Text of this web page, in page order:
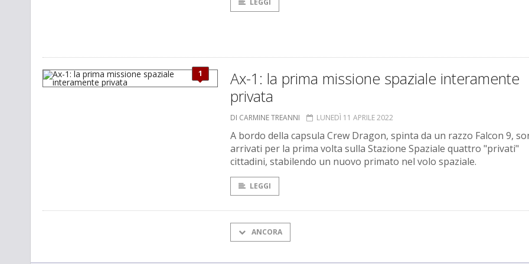
LEGGI
1
Ax-1: la prima missione spaziale interamente
privata
DI CARMINE TREANNI LUNEDÌ 11 APRILE 2022
A bordo della capsula Crew Dragon, spinta da un razzo Falcon 9,
arrivati per la prima volta sulla Stazione Spaziale quattro "privati"
cittadini, stabilendo un nuovo primato nel volo spaziale.
LEGGI
ANCORA